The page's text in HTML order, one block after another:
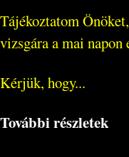
Tájékoztatom
vizsgára a mai
Kérjük, hogy...
További részletek